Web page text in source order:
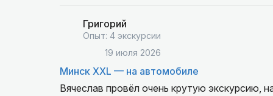
о стране, о городе. Большое спасибо.
Григорий
Опыт: 4 экскурсии
19 июля 2026
Минск XXL — на автомобиле
Вячеслав провёл очень крутую